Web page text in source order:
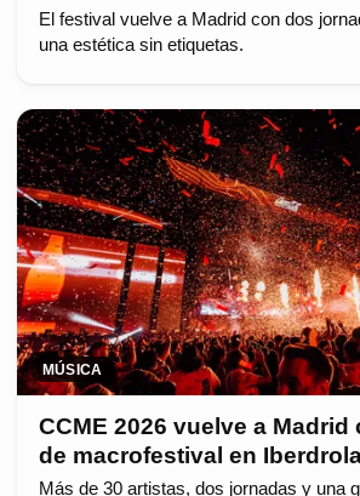
El festival vuelve a Madrid con dos
una estética sin etiquetas.
MÚSICA
CCME 2026 vuelve a
de macrofestival en
Más de 30 artistas, dos jornadas y una